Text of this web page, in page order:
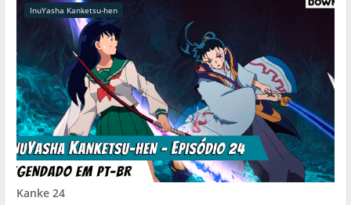
InuYasha Kanketsu-hen
Kanke 24